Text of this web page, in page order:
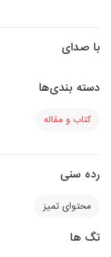
با صدای
دسته بندی‌ها
کتاب و مقاله
رده سنی
محتوای تمیز
تگ ها